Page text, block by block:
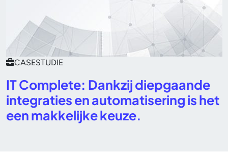
CASESTUDIE
IT Complete: Dankzij diepgaande
integraties en automatisering is het
een makkelijke keuze.